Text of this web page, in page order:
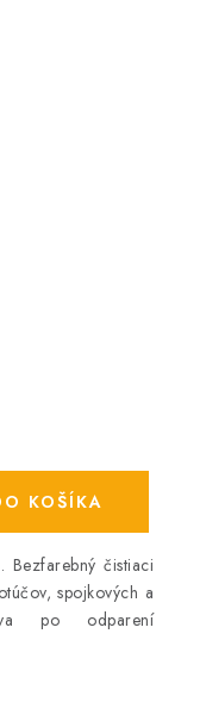
KOŠÍKA
čistiaci
spojkových a
po odparení